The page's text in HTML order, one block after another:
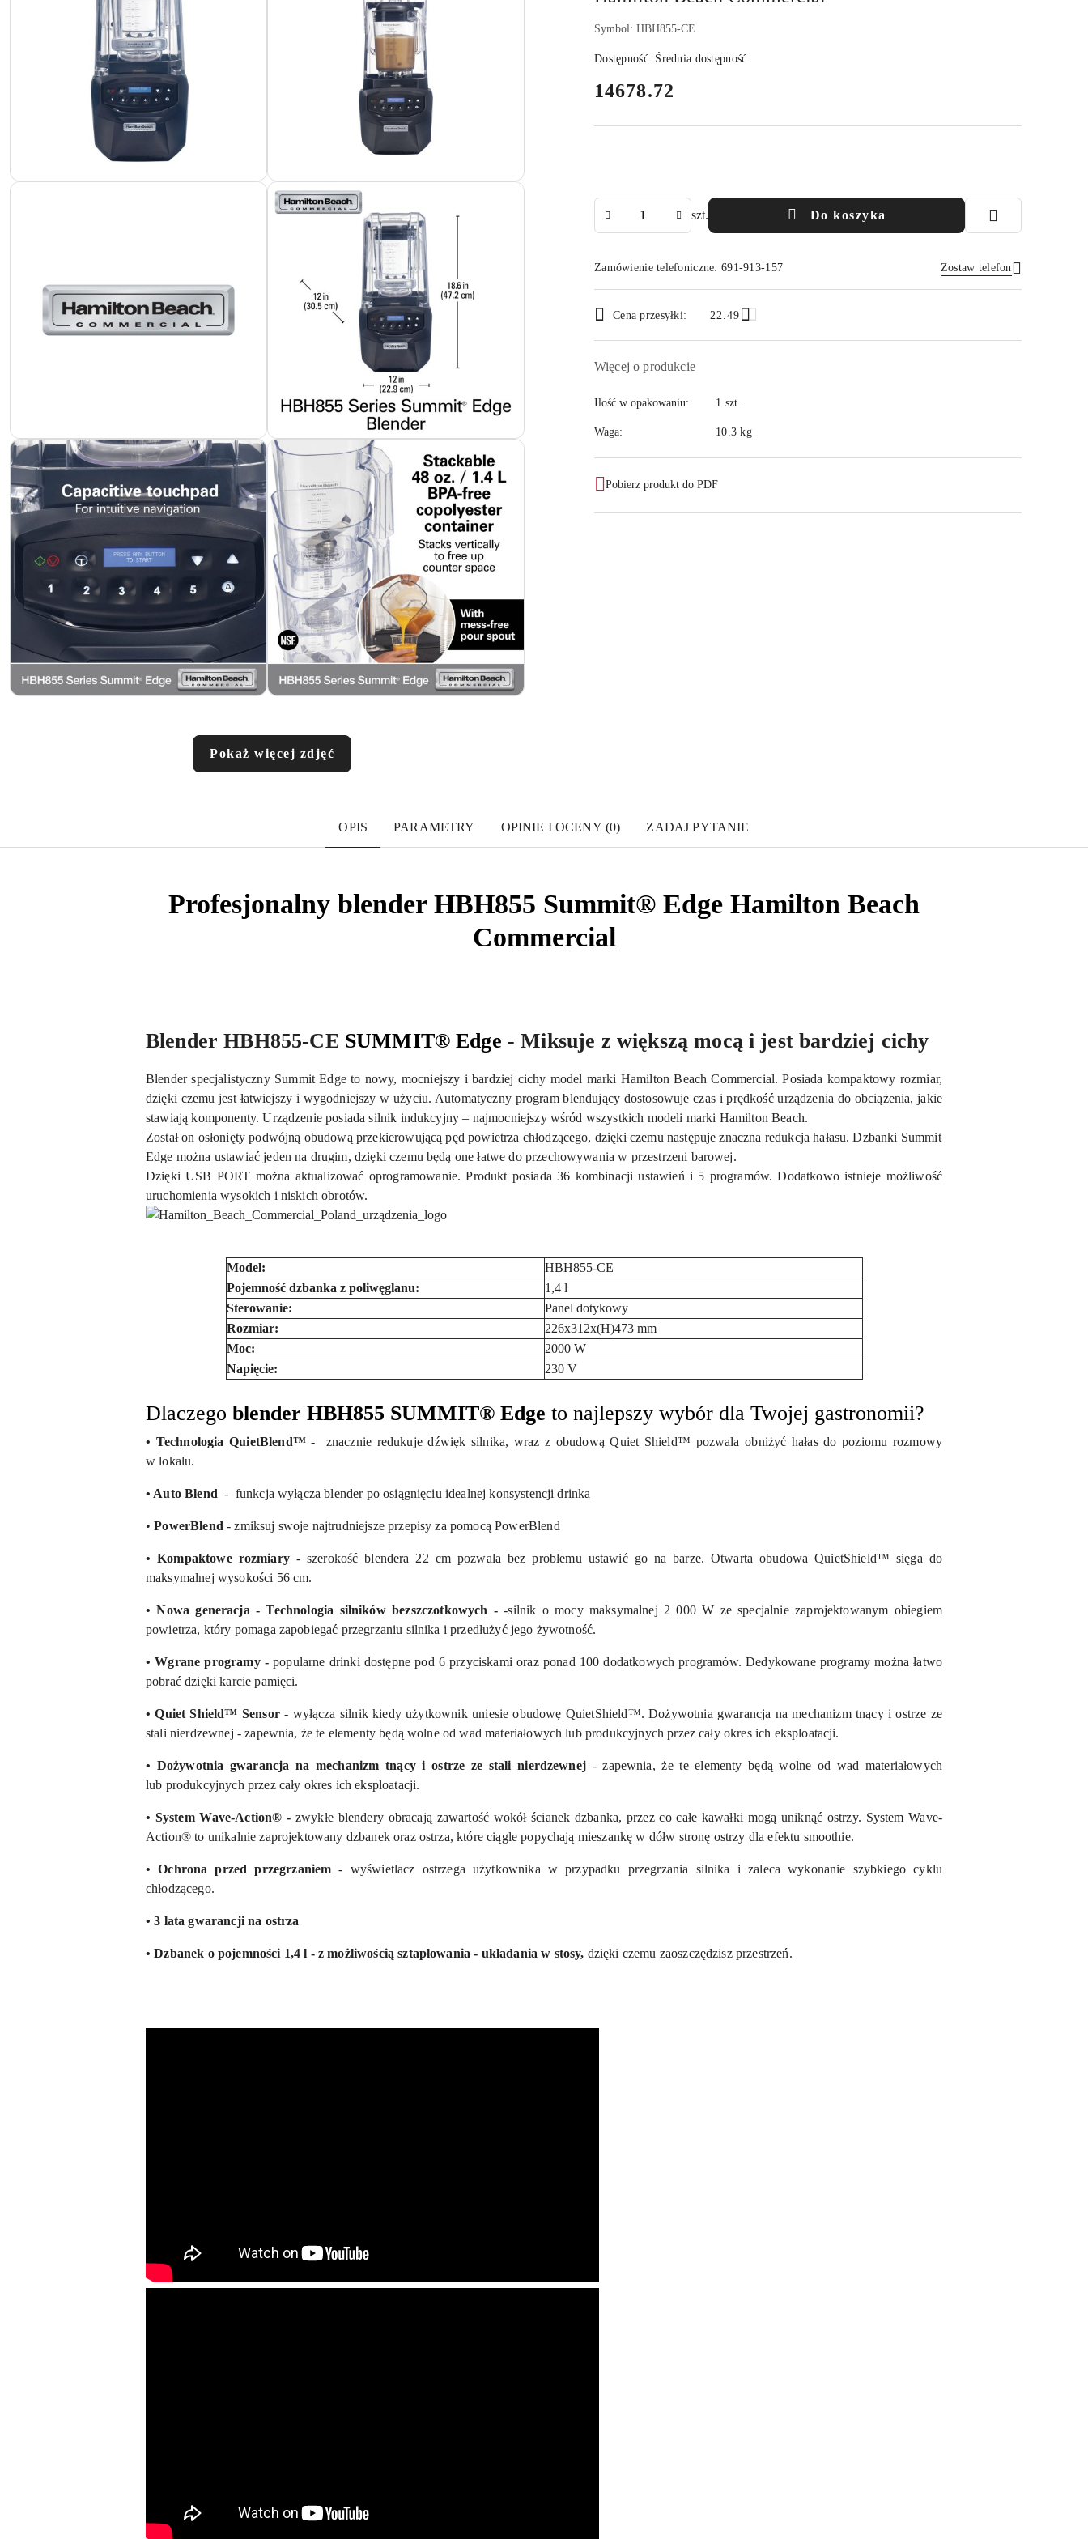
Pokaż więcej zdjęć
Symbol: HBH855-CE
Dostępność: Średnia dostępność
cena:
14678.72
szt. Do koszyka
Zamówienie telefoniczne: 691-913-157 Zostaw telefon
Wyślij
Dostępność
i
Cena przesyłki: 22.49
Więcej o produkcie
Ilość w opakowaniu: 1 szt.
Waga: 10.3 kg
Pobierz produkt do PDF
OPIS PARAMETRY OPINIE I OCENY (0) ZADAJ PYTANIE
Profesjonalny blender HBH855 Summit® Edge Hamilton Beach
Commercial
Blender HBH855-CE SUMMIT® Edge - Miksuje z większą mocą i jest bardziej cichy
Blender specjalistyczny Summit Edge to nowy, mocniejszy i bardziej cichy model marki Hamilton Beach Commercial. Posiada kompaktowy rozmiar,
dzięki czemu jest łatwiejszy i wygodniejszy w użyciu. Automatyczny program blendujący dostosowuje czas i prędkość urządzenia do obciążenia, jakie
stawiają komponenty. Urządzenie posiada silnik indukcyjny – najmocniejszy wśród wszystkich modeli marki Hamilton Beach.
Został on osłonięty podwójną obudową przekierowującą pęd powietrza chłodzącego, dzięki czemu następuje znaczna redukcja hałasu. Dzbanki Summit
Edge można ustawiać jeden na drugim, dzięki czemu będą one łatwe do przechowywania w przestrzeni barowej.
Dzięki USB PORT można aktualizować oprogramowanie. Produkt posiada 36 kombinacji ustawień i 5 programów. Dodatkowo istnieje możliwość
uruchomienia wysokich i niskich obrotów.
Model:
HBH855-CE
Pojemność dzbanka z poliwęglanu:
1,4 l
Sterowanie:
Panel dotykowy
Rozmiar:
226x312x(H)473 mm
Moc:
2000 W
Napięcie:
230 V
Dlaczego blender HBH855 SUMMIT® Edge to najlepszy wybór dla Twojej gastronomii?
• Technologia QuietBlend™- znacznie redukuje dźwięk silnika, wraz z obudową Quiet Shield™ pozwala obniżyć hałas do poziomu rozmowy
w lokalu.
• Auto Blend - funkcja wyłącza blender po osiągnięciu idealnej konsystencji drinka
•PowerBlend- zmiksuj swoje najtrudniejsze przepisy za pomocą PowerBlend
• Kompaktowe rozmiary - szerokość blendera 22 cm pozwala bez problemu ustawić go na barze. Otwarta obudowa QuietShield™ sięga do
maksymalnej wysokości 56 cm.
• Nowa generacja - Technologia silników bezszczotkowych --silnik o mocy maksymalnej 2 000 W ze specjalnie zaprojektowanym obiegiem
powietrza, który pomaga zapobiegać przegrzaniu silnika i przedłużyć jego żywotność.
• Wgrane programy -popularne drinki dostępne pod 6 przyciskami oraz ponad 100 dodatkowych programów. Dedykowane programy można łatwo
pobrać dzięki karcie pamięci.
• Quiet Shield™ Sensor - wyłącza silnik kiedy użytkownik uniesie obudowę QuietShield™. Dożywotnia gwarancja na mechanizm tnący i ostrze ze
stali nierdzewnej - zapewnia, że te elementy będą wolne od wad materiałowych lub produkcyjnych przez cały okres ich eksploatacji.
• Dożywotnia gwarancja na mechanizm tnący i ostrze ze stali nierdzewnej - zapewnia, że te elementy będą wolne od wad materiałowych
lub produkcyjnych przez cały okres ich eksploatacji.
• System Wave-Action® - zwykłe blendery obracają zawartość wokół ścianek dzbanka, przez co całe kawałki mogą uniknąć ostrzy. System Wave-
Action® to unikalnie zaprojektowany dzbanek oraz ostrza, które ciągle popychają mieszankę w dółw stronę ostrzy dla efektu smoothie.
• Ochrona przed przegrzaniem- wyświetlacz ostrzega użytkownika w przypadku przegrzania silnika i zaleca wykonanie szybkiego cyklu
chłodzącego.
• 3 lata gwarancji na ostrza
• Dzbanek o pojemności 1,4 l - z możliwością sztaplowania - układania w stosy, dzięki czemu zaoszczędzisz przestrzeń.